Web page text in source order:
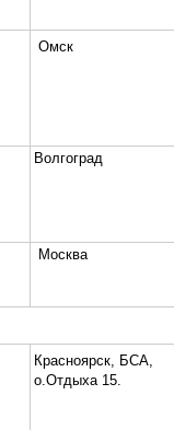
Омск
Волгоград
Москва
Красноярск, БСА,
о.Отдыха 15.